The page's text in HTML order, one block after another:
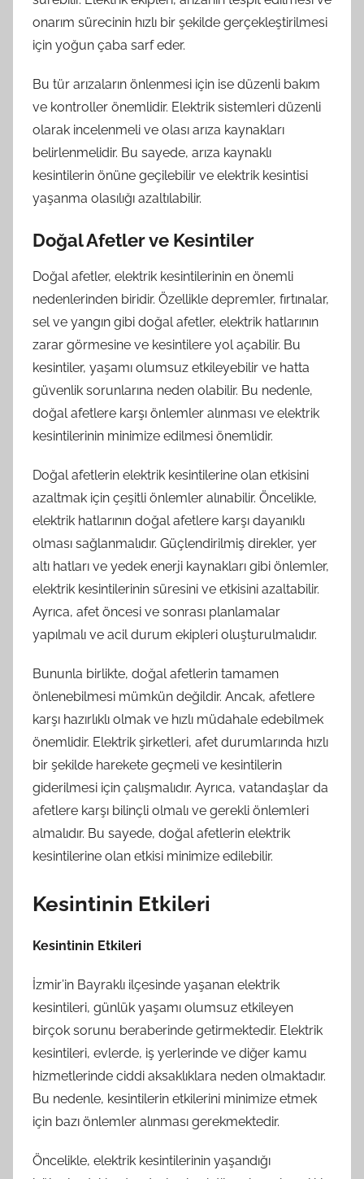
onarım sürecinin hızlı bir şekilde gerçekleştirilmesi
için yoğun çaba sarf eder.
Bu tür arızaların önlenmesi için ise düzenli bakım
ve kontroller önemlidir. Elektrik sistemleri düzenli
olarak incelenmeli ve olası arıza kaynakları
belirlenmelidir. Bu sayede, arıza kaynaklı
kesintilerin önüne geçilebilir ve elektrik kesintisi
yaşanma olasılığı azaltılabilir.
Doğal Afetler ve Kesintiler
Doğal afetler, elektrik kesintilerinin en önemli
nedenlerinden biridir. Özellikle depremler, fırtınalar,
sel ve yangın gibi doğal afetler, elektrik hatlarının
zarar görmesine ve kesintilere yol açabilir. Bu
kesintiler, yaşamı olumsuz etkileyebilir ve hatta
güvenlik sorunlarına neden olabilir. Bu nedenle,
doğal afetlere karşı önlemler alınması ve elektrik
kesintilerinin minimize edilmesi önemlidir.
Doğal afetlerin elektrik kesintilerine olan etkisini
azaltmak için çeşitli önlemler alınabilir. Öncelikle,
elektrik hatlarının doğal afetlere karşı dayanıklı
olması sağlanmalıdır. Güçlendirilmiş direkler, yer
altı hatları ve yedek enerji kaynakları gibi önlemler,
elektrik kesintilerinin süresini ve etkisini azaltabilir.
Ayrıca, afet öncesi ve sonrası planlamalar
yapılmalı ve acil durum ekipleri oluşturulmalıdır.
Bununla birlikte, doğal afetlerin tamamen
önlenebilmesi mümkün değildir. Ancak, afetlere
karşı hazırlıklı olmak ve hızlı müdahale edebilmek
önemlidir. Elektrik şirketleri, afet durumlarında hızlı
bir şekilde harekete geçmeli ve kesintilerin
giderilmesi için çalışmalıdır. Ayrıca, vatandaşlar da
afetlere karşı bilinçli olmalı ve gerekli önlemleri
almalıdır. Bu sayede, doğal afetlerin elektrik
kesintilerine olan etkisi minimize edilebilir.
Kesintinin Etkileri
Kesintinin Etkileri
İzmir’in Bayraklı ilçesinde yaşanan elektrik
kesintileri, günlük yaşamı olumsuz etkileyen
birçok sorunu beraberinde getirmektedir. Elektrik
kesintileri, evlerde, iş yerlerinde ve diğer kamu
hizmetlerinde ciddi aksaklıklara neden olmaktadır.
Bu nedenle, kesintilerin etkilerini minimize etmek
için bazı önlemler alınması gerekmektedir.
Öncelikle, elektrik kesintilerinin yaşandığı